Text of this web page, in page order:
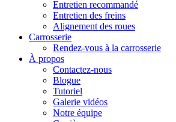
Entretien recommandé
Entretien des freins
Alignement des roues
Carrosserie
Rendez-vous à la carrosserie
À propos
Contactez-nous
Blogue
Tutoriel
Galerie vidéos
Notre équipe